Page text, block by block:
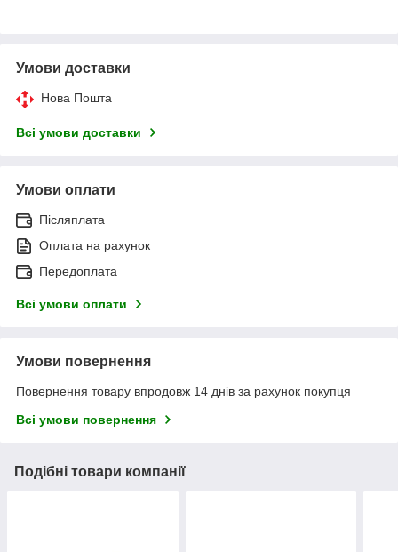
Умови доставки
Нова Пошта
Всі умови доставки
Умови оплати
Післяплата
Оплата на рахунок
Передоплата
Всі умови оплати
Умови повернення
Повернення товару впродовж 14 днів за рахунок покупця
Всі умови повернення
Подібні товари компанії